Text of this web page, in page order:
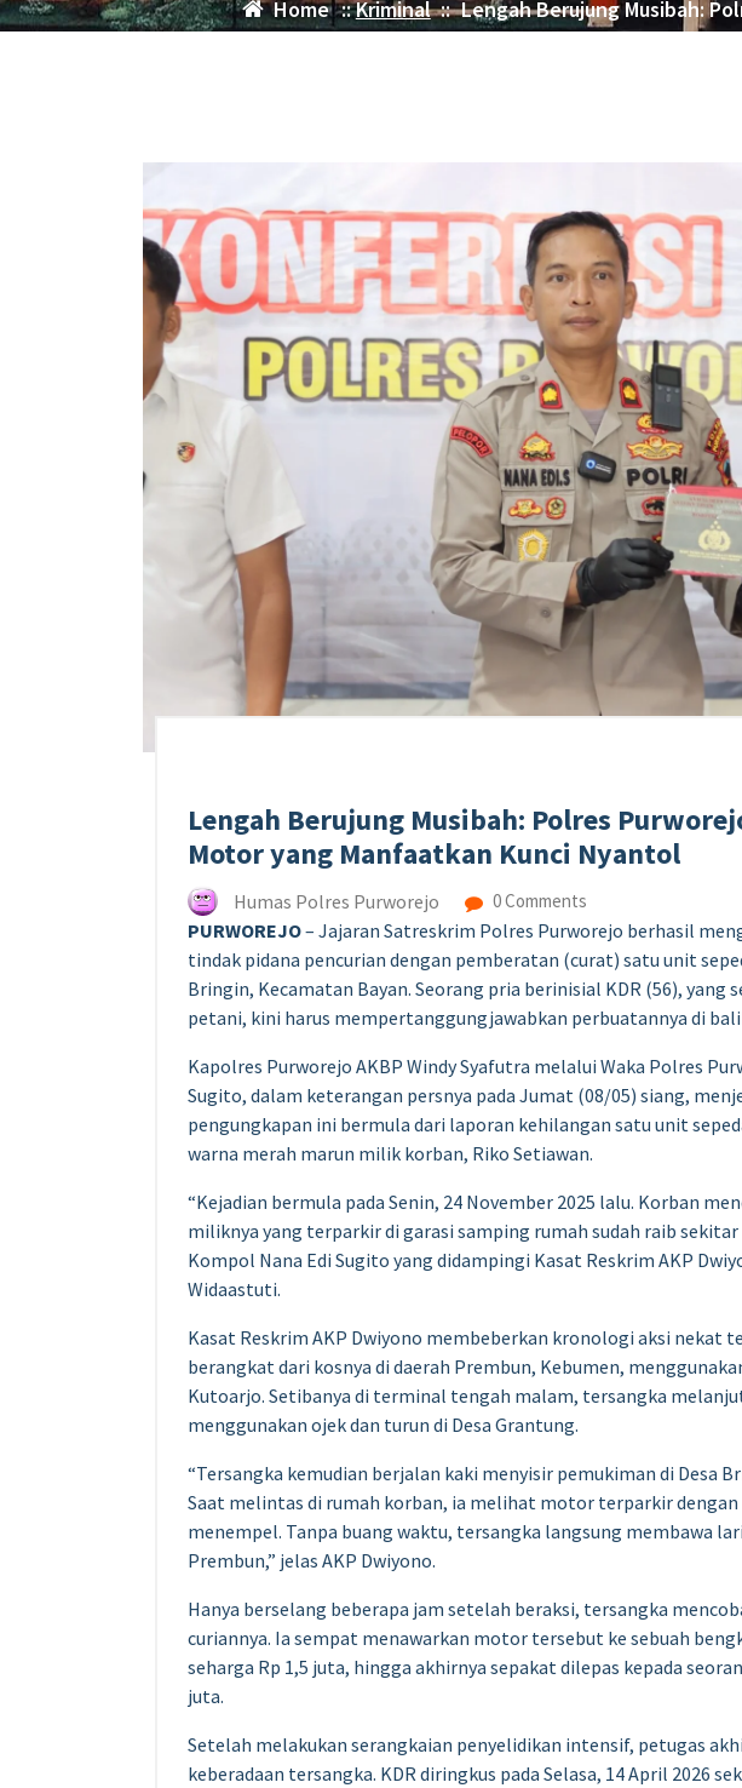
Home ::Kriminal:: Lengah Berujung Musibah:
Lengah Berujung Musibah: Polres
Motor yang Manfaatkan Kunci Nyantol
Humas Polres Purworejo 0 Comments
PURWOREJO– Jajaran Satreskrim Polres Purworejo berhasil
tindak pidana pencurian dengan pemberatan (curat) satu unit
Bringin, Kecamatan Bayan. Seorang pria berinisial KDR (56), yang
petani, kini harus mempertanggungjawabkan perbuatannya di
Kapolres Purworejo AKBP Windy Syafutra melalui Waka Polres
Sugito, dalam keterangan persnya pada Jumat (08/05) siang,
pengungkapan ini bermula dari laporan kehilangan satu unit
warna merah marun milik korban, Riko Setiawan.
“Kejadian bermula pada Senin, 24 November 2025 lalu. Korban
miliknya yang terparkir di garasi samping rumah sudah raib sekitar
Kompol Nana Edi Sugito yang didampingi Kasat Reskrim AKP
Widaastuti.
Kasat Reskrim AKP Dwiyono membeberkan kronologi aksi nekat
berangkat dari kosnya di daerah Prembun, Kebumen,
Kutoarjo. Setibanya di terminal tengah malam, tersangka
menggunakan ojek dan turun di Desa Grantung.
“Tersangka kemudian berjalan kaki menyisir pemukiman di Desa
Saat melintas di rumah korban, ia melihat motor terparkir
menempel. Tanpa buang waktu, tersangka langsung membawa
Prembun,” jelas AKP Dwiyono.
Hanya berselang beberapa jam setelah beraksi, tersangka
curiannya. Ia sempat menawarkan motor tersebut ke sebuah
seharga Rp 1,5 juta, hingga akhirnya sepakat dilepas kepada
juta.
Setelah melakukan serangkaian penyelidikan intensif, petugas
keberadaan tersangka. KDR diringkus pada Selasa, 14 April 2026